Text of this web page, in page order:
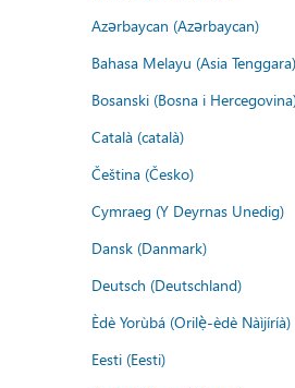
Azərbaycan (Azərbaycan)
Bahasa Melayu (Asia Tenggara)
Bosanski (Bosna i
Català (català)
Čeština (Česko)
Cymraeg (Y Deyrnas Unedig)
Dansk (Danmark)
Deutsch (Deutschland)
Èdè Yorùbá (Orilẹ̀-èdè Nàìjíríà)
Eesti (Eesti)